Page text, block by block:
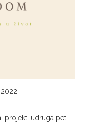
projekt udruga pet